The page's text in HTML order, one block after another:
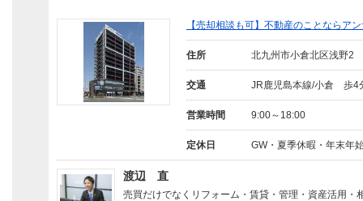
【売却相談も可】不動産のことならア
住所 北九州市小倉北区浅野2
交通 JR鹿児島本線/小倉 歩4
営業時間 9:00～18:00
定休日 GW・夏季休暇・年末年
渡辺 直
売買だけでなくリフォーム・賃貸・管理・資産活用・